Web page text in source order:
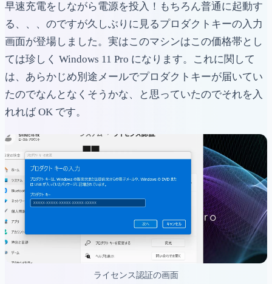
早速充電をしながら電源を投入！もちろん普通に起動す
る、、、のですが久しぶりに見るプロダクトキーの入力
画面が登場しました。実はこのマシンはこの価格帯とし
ては珍しく Windows 11 Pro になります。これに関して
は、あらかじめ別途メールでプロダクトキーが届いてい
たのでなんとなくそうかな、と思っていたのでそれを入
れれば OK です。
ライセンス認証の画面